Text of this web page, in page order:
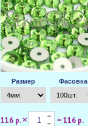
Размер Фасовка
116 р.× = 116 р.